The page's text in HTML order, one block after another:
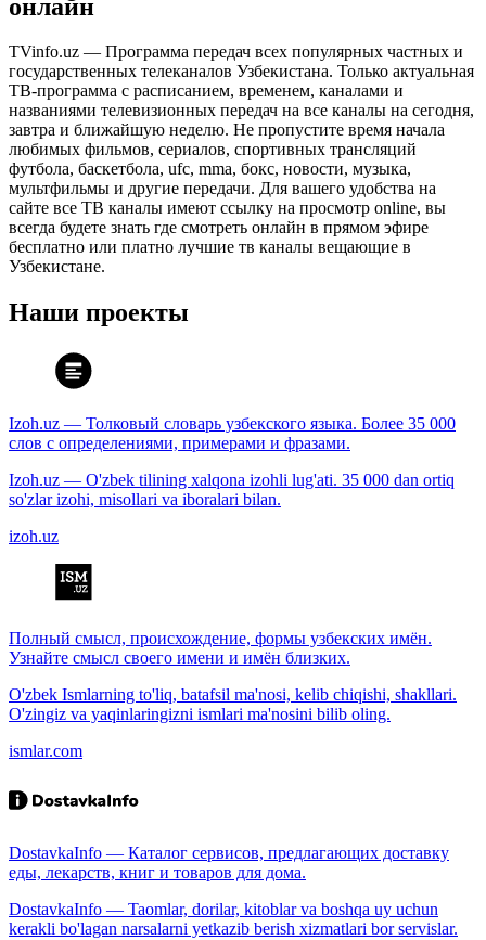
онлайн
TVinfo.uz — Программа передач всех популярных частных и
государственных телеканалов Узбекистана. Только актуальная
ТВ-программа с расписанием, временем, каналами и
названиями телевизионных передач на все каналы на сегодня,
завтра и ближайшую неделю. Не пропустите время начала
любимых фильмов, сериалов, спортивных трансляций
футбола, баскетбола, ufc, mma, бокс, новости, музыка,
мультфильмы и другие передачи. Для вашего удобства на
сайте все ТВ каналы имеют ссылку на просмотр online, вы
всегда будете знать где смотреть онлайн в прямом эфире
бесплатно или платно лучшие тв каналы вещающие в
Узбекистане.
Наши проекты
Izoh.uz — Толковый словарь узбекского языка. Более 35 000
слов с определениями, примерами и фразами.
Izoh.uz — O'zbek tilining xalqona izohli lug'ati. 35 000 dan ortiq
so'zlar izohi, misollari va iboralari bilan.
izoh.uz
Полный смысл, происхождение, формы узбекских имён.
Узнайте смысл своего имени и имён близких.
O'zbek Ismlarning to'liq, batafsil ma'nosi, kelib chiqishi, shakllari.
O'zingiz va yaqinlaringizni ismlari ma'nosini bilib oling.
ismlar.com
DostavkaInfo — Каталог сервисов, предлагающих доставку
еды, лекарств, книг и товаров для дома.
DostavkaInfo — Taomlar, dorilar, kitoblar va boshqa uy uchun
kerakli bo'lagan narsalarni yetkazib berish xizmatlari bor servislar.